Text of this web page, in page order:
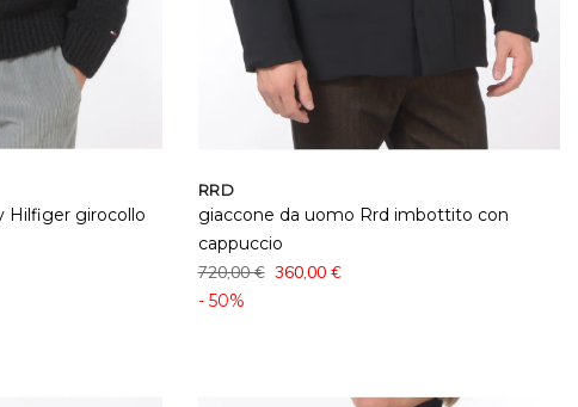
Hilfiger girocollo
RRD
giaccone da uomo Rrd imbottito con
cappuccio
720,00 € 360,00 €
- 50%